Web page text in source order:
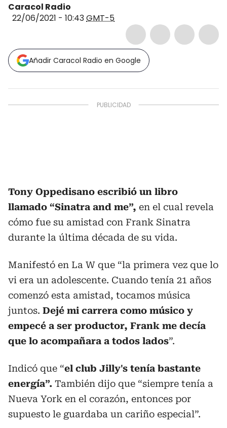
Caracol Radio
22/06/2021 - 10:43GMT-5
Añadir Caracol Radio en Google
Tony Oppedisano escribió un libro
llamado “Sinatra and me”, en el cual revela
cómo fue su amistad con Frank Sinatra
durante la última década de su vida.
Manifestó en La W que “la primera vez que lo
vi era un adolescente. Cuando tenía 21 años
comenzó esta amistad, tocamos música
juntos. Dejé mi carrera como músico y
empecé a ser productor, Frank me decía
que lo acompañara a todos lados”.
Indicó que “el club Jilly's tenía bastante
energía”. También dijo que “siempre tenía a
Nueva York en el corazón, entonces por
supuesto le guardaba un cariño especial”.